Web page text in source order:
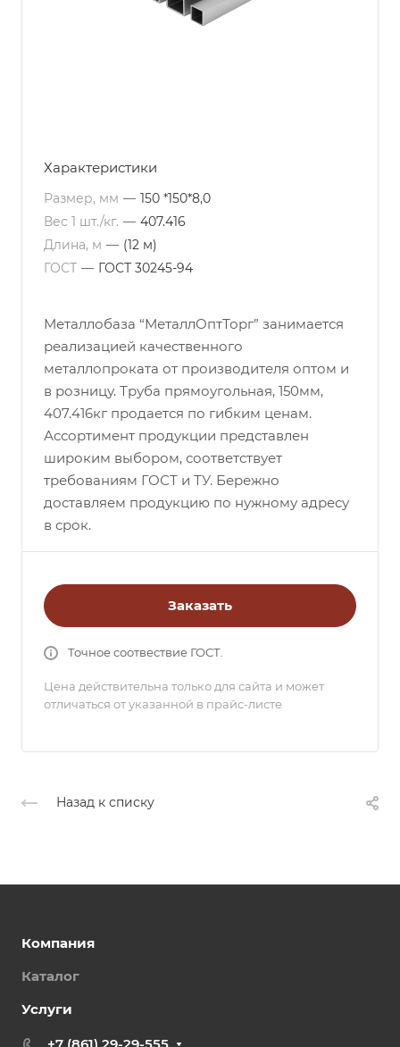
Характеристики
Размер, мм — 150 *150*8,0
Вес 1 шт./кг. — 407.416
Длина, м — (12 м)
ГОСТ — ГОСТ 30245-94
Металлобаза “МеталлОптТорг” занимается
реализацией качественного
металлопроката от производителя оптом и
в розницу. Труба прямоугольная, 150мм,
407.416кг продается по гибким ценам.
Ассортимент продукции представлен
широким выбором, соответствует
требованиям ГОСТ и ТУ. Бережно
доставляем продукцию по нужному адресу
в срок.
Заказать
Точное соотвествие ГОСТ.
Цена действительна только для сайта и может
отличаться от указанной в прайс-листе
Назад к списку
Компания
Каталог
Услуги